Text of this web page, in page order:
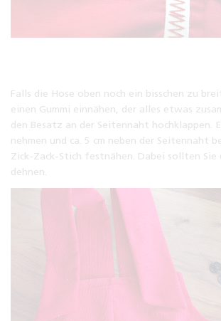
Falls die Hose oben noch ein bisschen zu
einen Gummi einnähen, der alles etwas
den Besatz an der Seitennaht hochklappen.
nehmen und ca. 5 cm neben der Seitennaht
Zick-Zack-Stich festnähen. Dabei sollten Sie
dehnen.